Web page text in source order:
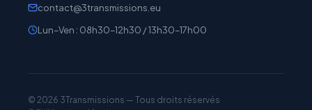
contact@3transmissions.eu
Lun–Ven : 08h30–12h30 / 13h30–17h00
© 2026 3Transmissions — Tous droits réservés